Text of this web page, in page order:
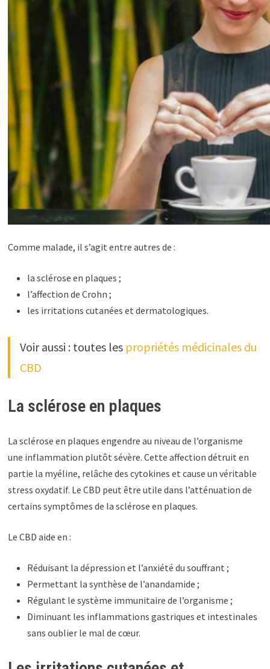
Comme malade, il s’agit entre autres de :
la sclérose en plaques ;
l’affection de Crohn ;
les irritations cutanées et dermatologiques.
Voir aussi : toutes les propriétés médicinales du
CBD
La sclérose en plaques
La sclérose en plaques engendre au niveau de l’organisme
une inflammation plutôt sévère. Cette affection détruit en
partie la myéline, relâche des cytokines et cause un véritable
stress oxydatif. Le CBD peut être utile dans l’atténuation de
certains symptômes de la sclérose en plaques.
Le CBD aide en :
Réduisant la dépression et l’anxiété du souffrant ;
Permettant la synthèse de l’anandamide ;
Régulant le système immunitaire de l’organisme ;
Diminuant les inflammations gastriques et intestinales
sans oublier le mal de cœur.